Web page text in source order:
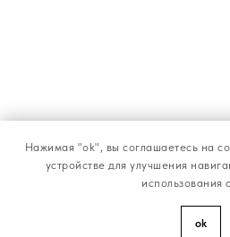
Нажимая "ok", вы соглашаетесь на
устройстве для улучшения
использования
ok